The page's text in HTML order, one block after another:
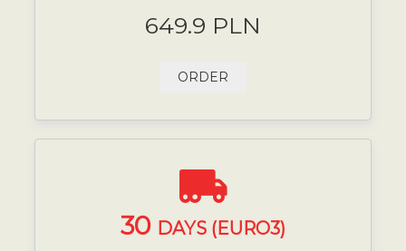
649.9 PLN
ORDER
30 DAYS (EURO3)